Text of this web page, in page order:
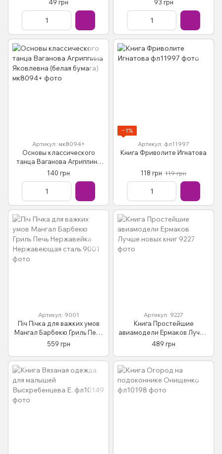
49 грн
93 грн
Артикул: мк8094+
Основы классического
танца Ваганова Агриппина
Яковлевна (белая бумага)
140 грн
−1%
Артикул: фл11997
Книга Фриволите Игнатова
118 грн 119 грн
Артикул: 9001
Піч Пічка для важких умов
Мангал Барбекю Гриль Печь
Нержавейка Нержавеющая
сталь
559 грн
Артикул: 9227
Книга Простейшие
авиамодели Ермаков Лучше
новых книг
489 грн